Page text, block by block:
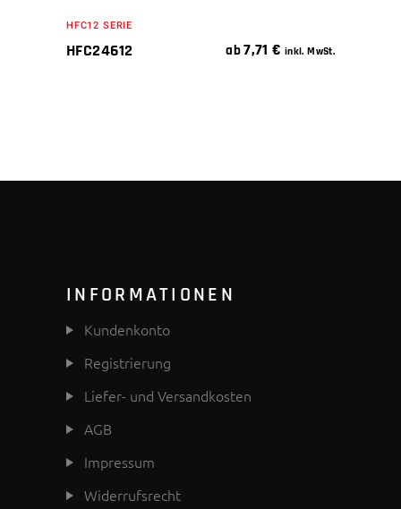
HFC12 SERIE
HFC24612 ab7,71€ inkl. MwSt.
INFORMATIONEN
Kundenkonto
Registrierung
Liefer- und Versandkosten
AGB
Impressum
Widerrufsrecht